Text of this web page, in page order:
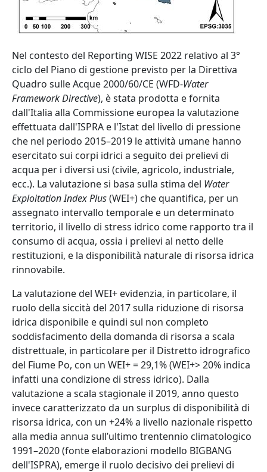
Abstract
Nel contesto del Reporting WISE 2022 relativo al 3°
ciclo del Piano di gestione previsto per la Direttiva
Quadro sulle Acque 2000/60/CE (WFD-Water
Framework Directive), è stata prodotta e fornita
dall'Italia alla Commissione europea la valutazione
effettuata dall'ISPRA e l'Istat del livello di pressione
che nel periodo 2015–2019 le attività umane hanno
esercitato sui corpi idrici a seguito dei prelievi di
acqua per i diversi usi (civile, agricolo, industriale,
ecc.). La valutazione si basa sulla stima del Water
Exploitation Index Plus(WEI+) che quantifica, per un
assegnato intervallo temporale e un determinato
territorio, il livello di stress idrico come rapporto tra il
consumo di acqua, ossia i prelievi al netto delle
restituzioni, e la disponibilità naturale di risorsa idrica
rinnovabile.
La valutazione del WEI+ evidenzia, in particolare, il
ruolo della siccità del 2017 sulla riduzione di risorsa
idrica disponibile e quindi sul non completo
soddisfacimento della domanda di risorsa a scala
distrettuale, in particolare per il Distretto idrografico
del Fiume Po, con un WEI+ = 29,1% (WEI+> 20% indica
infatti una condizione di stress idrico). Dalla
valutazione a scala stagionale il 2019, anno questo
invece caratterizzato da un surplus di disponibilità di
risorsa idrica, con un +24% a livello nazionale rispetto
alla media annua sull’ultimo trentennio climatologico
1991–2020 (fonte elaborazioni modello BIGBANG
dell'ISPRA), emerge il ruolo decisivo dei prelievi di